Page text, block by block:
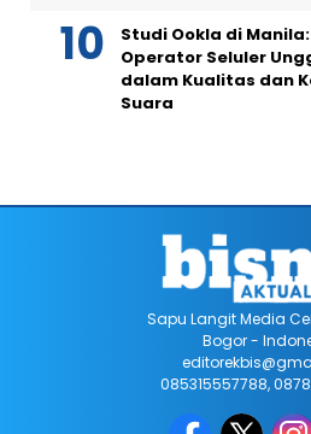
Studi Ookla di
Operator Seluler
dalam Kualitas dan
Suara
Sapu Langit Media
Bogor -
085315557788,